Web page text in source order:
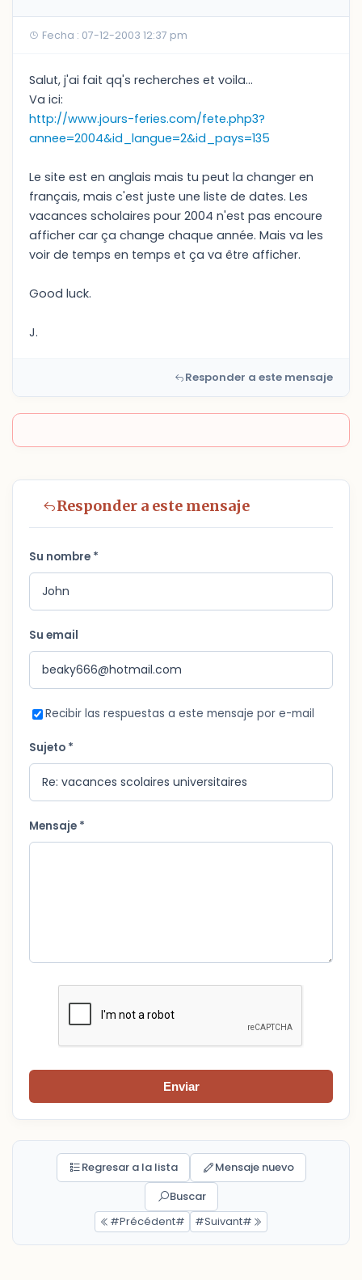
Fecha : 07-12-2003 12:37 pm
Salut, j'ai fait qq's recherches et voila...
Va ici:
http://www.jours-feries.com/fete.php3?
annee=2004&id_langue=2&id_pays=135
Le site est en anglais mais tu peut la changer en
français, mais c'est juste une liste de dates. Les
vacances scholaires pour 2004 n'est pas encoure
afficher car ça change chaque année. Mais va les
voir de temps en temps et ça va être afficher.
Good luck.
J.
Responder a este mensaje
Responder a este mensaje
Su nombre *
Su email
Recibir las respuestas a este mensaje por e-mail
Sujeto *
Mensaje *
Enviar
Regresar a la lista
Mensaje nuevo
Buscar
#Précédent#
#Suivant#